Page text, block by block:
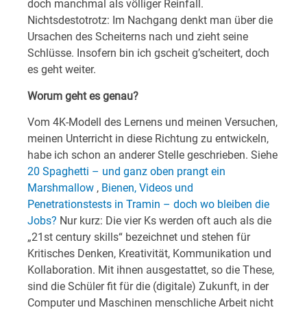
doch manchmal als völliger Reinfall.
Nichtsdestotrotz: Im Nachgang denkt man über die
Ursachen des Scheiterns nach und zieht seine
Schlüsse. Insofern bin ich gscheit g’scheitert, doch
es geht weiter.
Worum geht es genau?
Vom 4K-Modell des Lernens und meinen Versuchen,
meinen Unterricht in diese Richtung zu entwickeln,
habe ich schon an anderer Stelle geschrieben. Siehe
20 Spaghetti – und ganz oben prangt ein
Marshmallow , Bienen, Videos und
Penetrationstests in Tramin – doch wo bleiben die
Jobs? Nur kurz: Die vier Ks werden oft auch als die
„21st century skills“ bezeichnet und stehen für
Kritisches Denken, Kreativität, Kommunikation und
Kollaboration. Mit ihnen ausgestattet, so die These,
sind die Schüler fit für die (digitale) Zukunft, in der
Computer und Maschinen menschliche Arbeit nicht